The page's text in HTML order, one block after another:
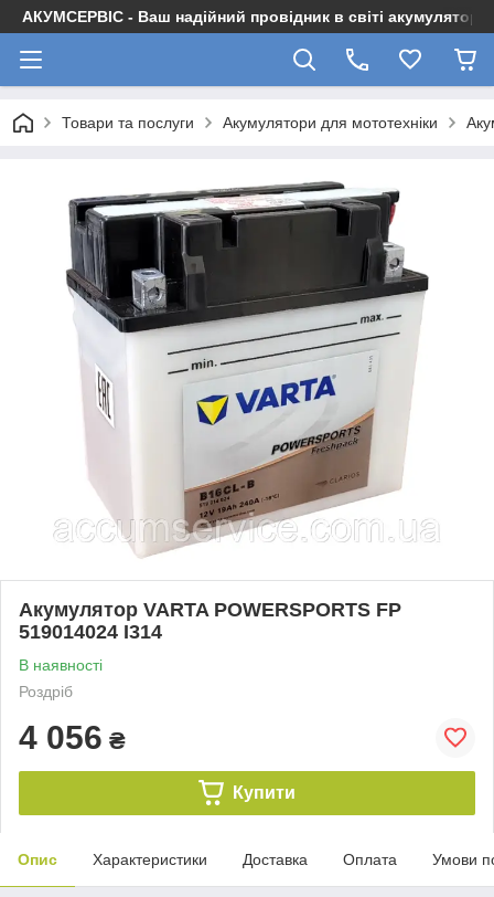
АКУМСЕРВІС - Ваш надійний провідник в світі акумуляторів
Товари та послуги Акумулятори для мототехніки
Акумулятор VARTA POWERSPORTS FP
519014024 I314
В наявності
Роздріб
4 056 ₴
Купити
Опис Характеристики Доставка Оплата Умови